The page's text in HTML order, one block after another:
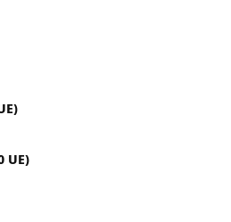
UE)